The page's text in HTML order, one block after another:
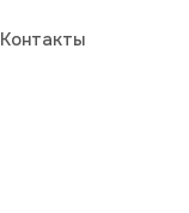
Контакты